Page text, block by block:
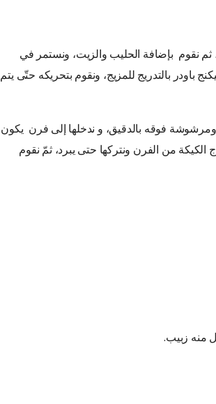
ثم نقوم بإضافة الحليب والزيت، ونستمر في
باودر بالتدريج للمزيج، ونقوم بتحريكه حتّى يتم
فوقه بالدقيق، و ندخلها إلى فرن يكون
من الفرن ونتركها حتى يبرد، ثمّ نقوم
منه زبيب.